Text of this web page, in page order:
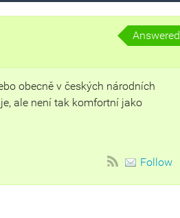
Answered
obecně v českých národních
ale není tak komfortní jako
Follow